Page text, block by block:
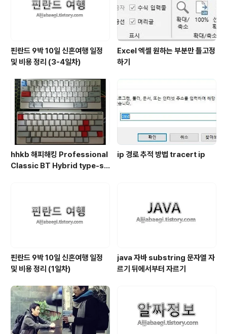
핀란드 9박 10일 신혼여행 일정
및 비용 정리 (3-4일차)
Excel 엑셀 원하는 부분만 틀고정
하기
hhkb 해피해킹 Professional
Classic BT Hybrid type-s
ip 경로 추적 방법 tracert ip
핀란드 9박 10일 신혼여행 일정
및 비용 정리 (1일차)
java 자바 substring 문자열 자
르기 뒤에서부터 자르기